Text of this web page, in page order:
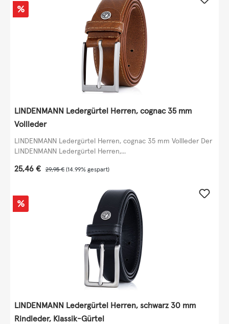
Rabatt
%
LINDENMANN Ledergürtel Herren, cognac 35 mm
Vollleder
LINDENMANN Ledergürtel Herren, cognac 35 mm Vollleder Der
LINDENMANN Ledergürtel Herren,...
Verkaufspreis:
25,46 € Regulärer Preis:
29,95 € (14.99% gespart)
Rabatt
%
LINDENMANN Ledergürtel Herren, schwarz 30 mm
Rindleder, Klassik-Gürtel